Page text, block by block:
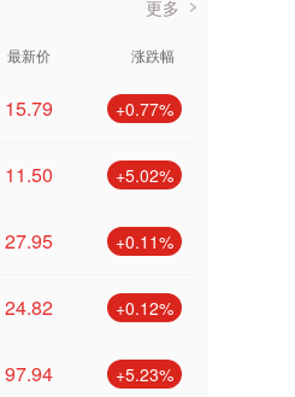
更多
最新价 涨跌幅
15.79 +0.77%
11.50 +5.02%
27.95 +0.11%
24.82 +0.12%
97.94 +5.23%